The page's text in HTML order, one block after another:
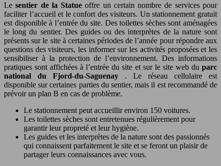
Lesentier de la Statueoffre un certain nombre de services pour
faciliter l’accueil et le confort des visiteurs. Un stationnement gratuit
est disponible à l’entrée du site. Des toilettes sèches sont aménagées
le long du sentier. Des guides ou des interprètes de la nature sont
présents sur le site à certaines périodes de l’année pour répondre aux
questions des visiteurs, les informer sur les activités proposées et les
sensibiliser à la protection de l’environnement. Des informations
pratiques sont affichées à l’entrée du site et sur le site web du parc
national du Fjord-du-Saguenay . Le réseau cellulaire est
disponible sur certaines parties du sentier, mais il est recommandé de
prévoir un plan B en cas de problème.
Le stationnement peut accueillir environ 150 voitures.
Les toilettes sèches sont entretenues régulièrement pour
garantir leur propreté et leur hygiène.
Les guides et les interprètes de la nature sont des passionnés
qui connaissent parfaitement le site et se feront un plaisir de
partager leurs connaissances avec vous.